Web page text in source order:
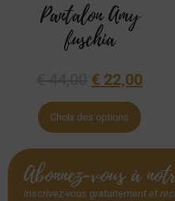
Pantalon Amy
fuschia
€ 22,00
Choix des options
Abonnez-vous à
Inscrivez-vous gratuitement et